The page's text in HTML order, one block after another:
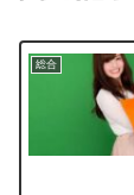
総合